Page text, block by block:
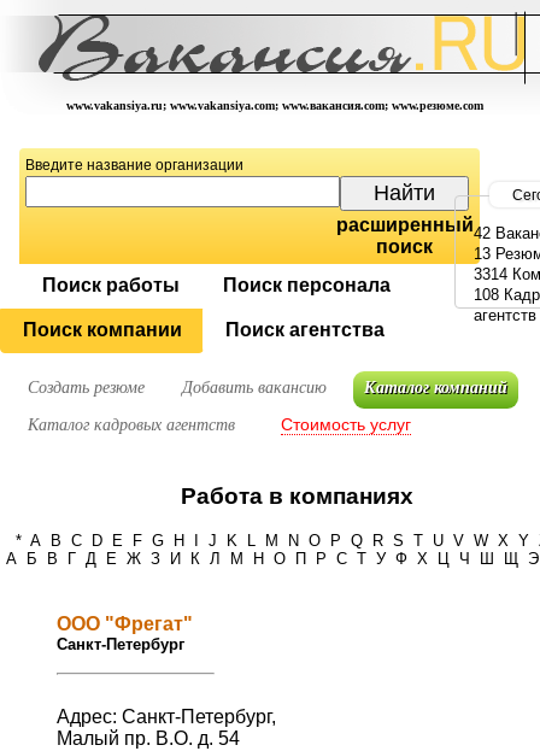
www.vakansiya.ru; www.vakansiya.com; www.вакансия.com; www.резюме.com
Введите название организации
расширенный
поиск
Поиск работы
Поиск персонала
Поиск компании Поиск агентства
42
13
3314
108
агентств
Создать резюме Добавить вакансию Каталог компаний
Каталог кадровых агентств Стоимость услуг
Работа в компаниях
* A B C D E F G H J K L M N O P Q R S T U V W X Y
А
Б В Г Д Е Ж З И К Л М Н О П Р С Т У Ф Х Ц Ч Ш Щ Э
ООО "Фрегат"
Санкт-Петербург
Адрес: Санкт-Петербург,
Малый пр. В.О. д. 54